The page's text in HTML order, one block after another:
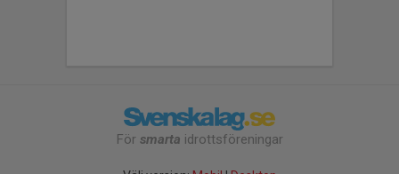
För smarta idrottsföreningar